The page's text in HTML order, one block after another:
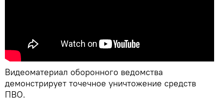
Видеоматериал оборонного ведомства
демонстрирует точечное уничтожение средств
ПВО.